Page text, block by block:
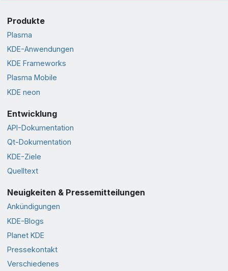
Produkte
Plasma
KDE-Anwendungen
KDE Frameworks
Plasma Mobile
KDE neon
Entwicklung
API-Dokumentation
Qt-Dokumentation
KDE-Ziele
Quelltext
Neuigkeiten & Pressemitteilungen
Ankündigungen
KDE-Blogs
Planet KDE
Pressekontakt
Verschiedenes